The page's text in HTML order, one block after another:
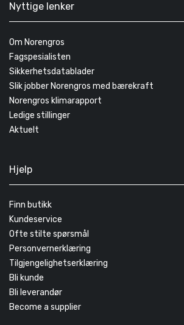
Nyttige lenker
Om Norengros
Fagspesialisten
Sikkerhetsdatablader
Slik jobber Norengros med bærekraft
Norengros klimarapport
Ledige stillinger
Aktuelt
Hjelp
Finn butikk
Kundeservice
Ofte stilte spørsmål
Personvernerklæring
Tilgjengelighetserklæring
Bli kunde
Bli leverandør
Become a supplier